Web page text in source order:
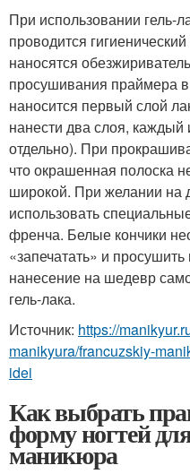
При использовании гель-
проводится
наносятся
просушивания праймера
наносится первый слой
нанести два слоя, каждый
отдельно). При
что окрашенная полоска
широкой. При желании на
использовать
френча. Белые кончики
«запечатать» и
нанесение на шедевр
гель-лака.
Источник: https://
manikyura/francuzskiy-
idei
Как выбрать
форму ногтей
маникюра